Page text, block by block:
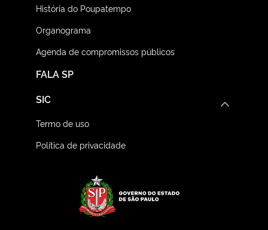
FALA SP
História do Poupatempo
Organograma
Agenda de compromissos públicos
SIC
Termo de uso
Política de privacidade